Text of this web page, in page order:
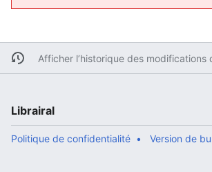
Afficher l’historique des modifications
Librairal
Politique de confidentialité Version de